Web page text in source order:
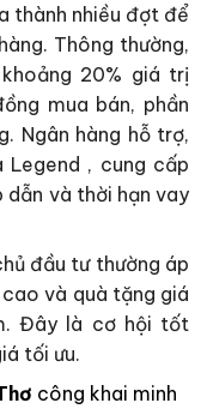
thành nhiều đợt để
Thông thường,
20% giá trị
mua bán, phần
Ngân hàng hỗ trợ,
, cung cấp
và thời hạn vay
đầu tư thường áp
và quà tặng giá
Đây là cơ hội tốt
tối ưu.
công khai minh